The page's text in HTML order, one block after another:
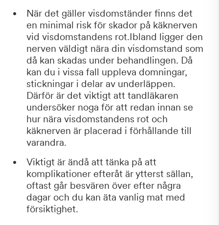
När det gäller visdomständer finns det
en minimal risk för skador på käknerven
vid visdomstandens rot.Ibland ligger den
nerven väldigt nära din visdomstand som
då kan skadas under behandlingen. Då
kan du i vissa fall uppleva domningar,
stickningar i delar av underläppen.
Därför är det viktigt att tandläkaren
undersöker noga för att redan innan se
hur nära visdomstandens rot och
käknerven är placerad i förhållande till
varandra.
Viktigt är ändå att tänka på att
komplikationer efteråt är ytterst sällan,
oftast går besvären över efter några
dagar och du kan äta vanlig mat med
försiktighet.